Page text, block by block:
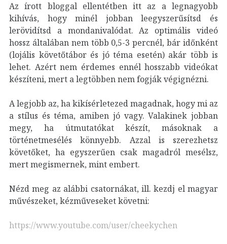
Az írott bloggal ellentétben itt az a legnagyobb
kihívás, hogy minél jobban leegyszerűsítsd és
lerövidítsd a mondanivalódat. Az optimális videó
hossz általában nem több 0,5-3 percnél, bár időnként
(lojális követőtábor és jó téma esetén) akár több is
lehet. Azért nem érdemes ennél hosszabb videókat
készíteni, mert a legtöbben nem fogják végignézni.
A legjobb az, ha kikísérletezed magadnak, hogy mi az
a stílus és téma, amiben jó vagy. Valakinek jobban
megy, ha útmutatókat készít, másoknak a
történetmesélés könnyebb. Azzal is szerezhetsz
követőket, ha egyszerűen csak magadról mesélsz,
mert megismernek, mint embert.
Nézd meg az alábbi csatornákat, ill. kezdj el magyar
művészeket, kézműveseket követni:
https://www.youtube.com/user/cheekychen